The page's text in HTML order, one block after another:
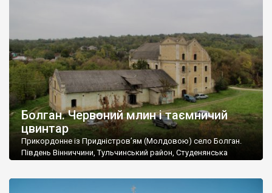
Болган. Червоний млин і таємничий
цвинтар
Прикордонне із Придністров’ям (Молдовою) село Болган.
Південь Вінниччини, Тульчинський район, Студенянська
старовинний цвинтар із кам’яними хрестами. Всі епітафії, які